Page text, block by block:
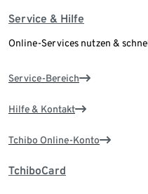
Service & Hilfe
Online-Services nutzen &
Service-Bereich
Hilfe & Kontakt
Tchibo Online-Konto
TchiboCard